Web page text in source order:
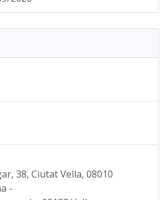
38, Ciutat Vella, 08010
-